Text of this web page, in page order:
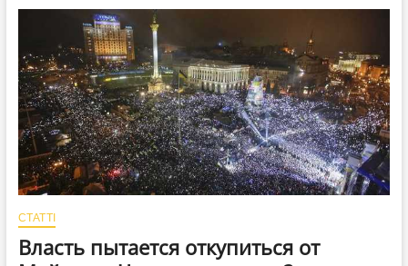
звинувачення
з
«Отримання
хабаря»
на
«Шахрайство»
СТАТТІ
Власть пытается откупиться от